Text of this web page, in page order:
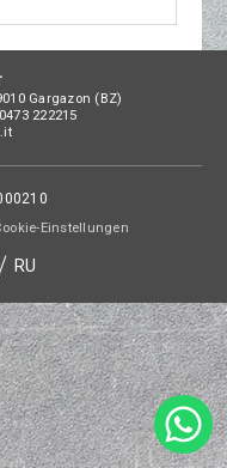
Gargazon (BZ)
222215
Einstellungen
RU